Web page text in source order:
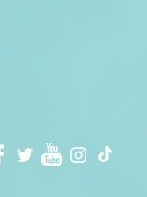
facebookTwitterYoutube